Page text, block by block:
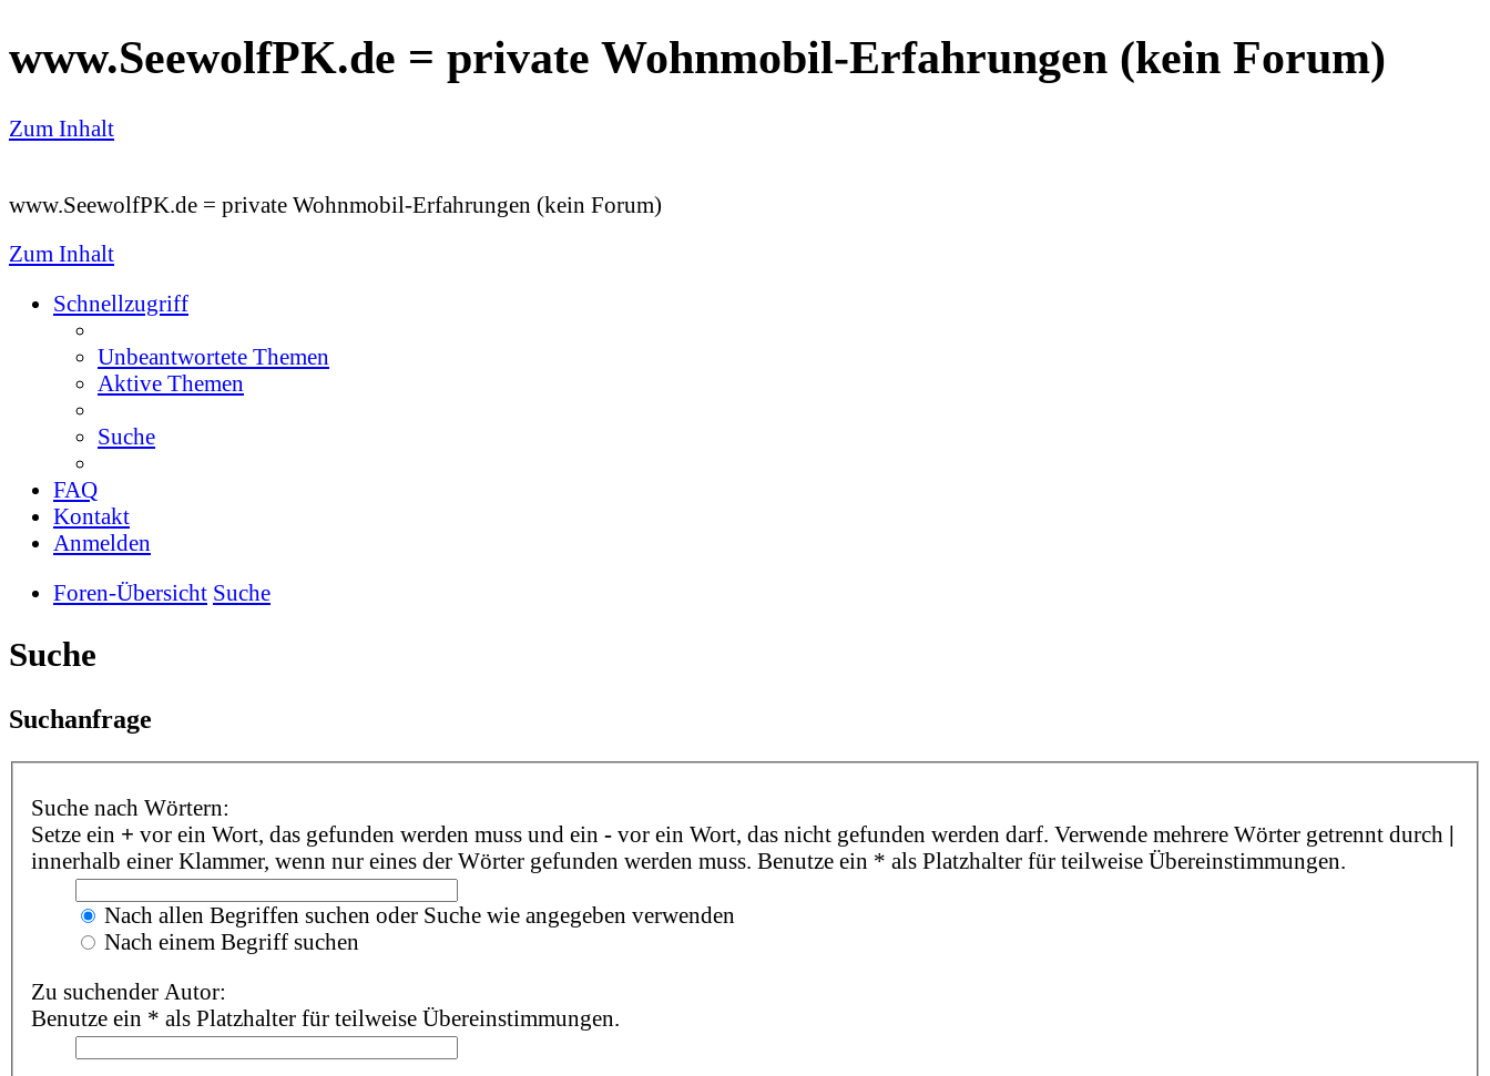
www.SeewolfPK.de = private Wohnmobil-Erfahrungen (kein Forum)
Zum Inhalt
www.SeewolfPK.de = private Wohnmobil-Erfahrungen (kein Forum)
Zum Inhalt
Schnellzugriff
Unbeantwortete Themen
Aktive Themen
Suche
FAQ
Kontakt
Anmelden
Foren-Übersicht Suche
Suche
Suchanfrage
Suche nach Wörtern:
Setze ein + vor ein Wort, das gefunden werden muss und ein -vor ein Wort, das nicht gefunden werden darf. Verwende mehrere Wörter getrennt durch |
innerhalb einer Klammer, wenn nur eines der Wörter gefunden werden muss. Benutze ein * als Platzhalter für teilweise Übereinstimmungen.
Nach allen Begriffen suchen oder Suche wie angegeben verwenden
Nach einem Begriff suchen
Zu suchender Autor:
Benutze ein * als Platzhalter für teilweise Übereinstimmungen.